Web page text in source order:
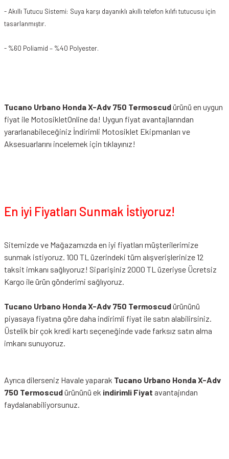
- Akıllı Tutucu Sistemi: Suya karşı dayanıklı akıllı telefon kılıfı tutucusu için
tasarlanmıştır.
- %60 Poliamid – %40 Polyester.
Tucano Urbano Honda X-Adv 750 Termoscudürünü en uygun
fiyat ile MotosikletOnline da! Uygun fiyat avantajlarından
yararlanabileceğiniz İndirimli Motosiklet Ekipmanları ve
Aksesuarlarını incelemek için tıklayınız!
En iyi Fiyatları Sunmak İstiyoruz!
Sitemizde ve Mağazamızda en iyi fiyatları müşterilerimize
sunmak istiyoruz. 100 TL üzerindeki tüm alışverişlerinize 12
taksit imkanı sağlıyoruz! Siparişiniz 2000 TL üzeriyse Ücretsiz
Kargo ile ürün gönderimi sağlıyoruz.
Tucano Urbano Honda X-Adv 750 Termoscudürününü
piyasaya fiyatına göre daha indirimli fiyat ile satın alabilirsiniz.
Üstelik bir çok kredi kartı seçeneğinde vade farksız satın alma
imkanı sunuyoruz.
Ayrıca dilerseniz Havale yaparak Tucano Urbano Honda X-Adv
750 Termoscudürününü ek indirimli Fiyat avantajından
faydalanabiliyorsunuz.